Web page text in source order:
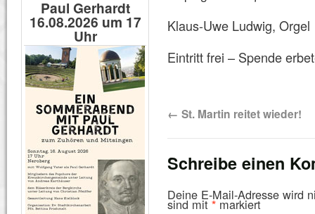
Klaus-Uwe Ludwig, Orgel
Eintritt frei – Spende
← St. Martin reitet wieder!
Schreibe einen
Deine E-Mail-Adresse wird
sind mit *markiert
Paul Gerhardt
16.08.2026 um 17
Uhr